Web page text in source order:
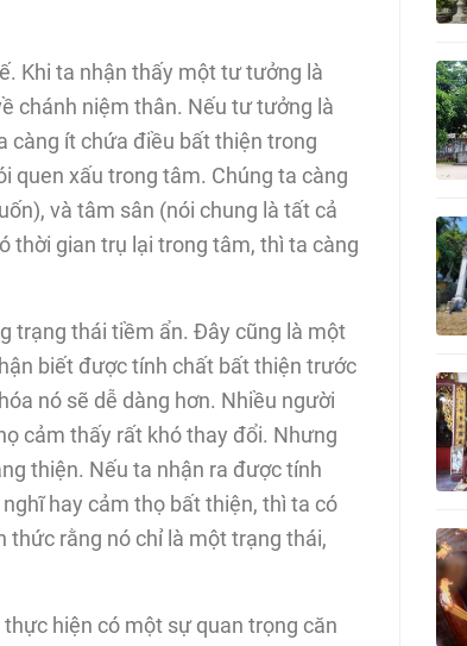
Khi ta nhận thấy một tư tưởng là
chánh niệm thân. Nếu tư tưởng là
càng ít chứa điều bất thiện trong
quen xấu trong tâm. Chúng ta càng
và tâm sân (nói chung là tất cả
thời gian trụ lại trong tâm, thì ta càng
trạng thái tiềm ẩn. Đây cũng là một
biết được tính chất bất thiện trước
nó sẽ dễ dàng hơn. Nhiều người
cảm thấy rất khó thay đổi. Nhưng
thiện. Nếu ta nhận ra được tính
hay cảm thọ bất thiện, thì ta có
thức rằng nó chỉ là một trạng thái,
hiện có một sự quan trọng căn